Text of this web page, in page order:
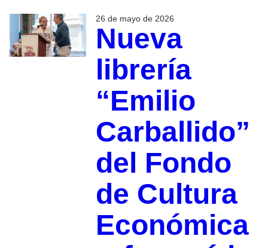
26 de mayo de 2026
Nueva
librería
“Emilio
Carballido”
del Fondo
de Cultura
Económica